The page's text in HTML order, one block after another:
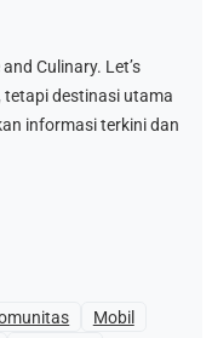
Culinary. Let’s
tetapi destinasi utama
informasi terkini dan
Mobil